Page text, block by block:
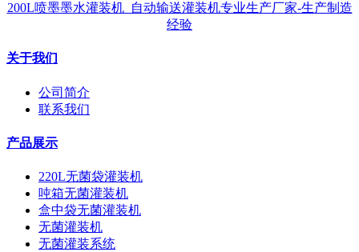
200L喷墨墨水灌装机_自动输送灌装机专业生产厂家-生产制造
经验
关于我们
公司简介
联系我们
产品展示
220L无菌袋灌装机
吨箱无菌灌装机
盒中袋无菌灌装机
无菌灌装机
无菌灌装系统